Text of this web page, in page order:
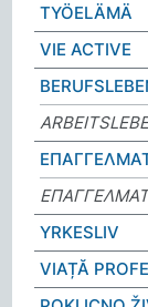
TYÖELÄMÄ
VIE ACTIVE
YRKESLIV
VIAȚĂ